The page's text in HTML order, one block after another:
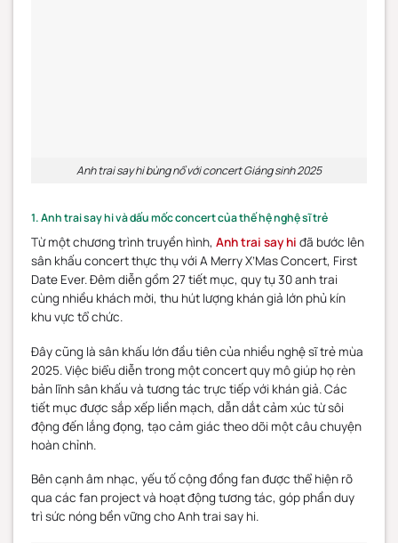
Anh trai say hi bùng nổ với concert Giáng sinh 2025
1. Anh trai say hi và dấu mốc concert của thế hệ nghệ sĩ trẻ
Từ một chương trình truyền hình,Anh trai say hi đã bước lên
sân khấu concert thực thụ với A Merry X’Mas Concert, First
Date Ever. Đêm diễn gồm 27 tiết mục, quy tụ 30 anh trai
cùng nhiều khách mời, thu hút lượng khán giả lớn phủ kín
khu vực tổ chức.
Đây cũng là sân khấu lớn đầu tiên của nhiều nghệ sĩ trẻ mùa
2025. Việc biểu diễn trong một concert quy mô giúp họ rèn
bản lĩnh sân khấu và tương tác trực tiếp với khán giả. Các
tiết mục được sắp xếp liền mạch, dẫn dắt cảm xúc từ sôi
động đến lắng đọng, tạo cảm giác theo dõi một câu chuyện
hoàn chỉnh.
Bên cạnh âm nhạc, yếu tố cộng đồng fan được thể hiện rõ
qua các fan project và hoạt động tương tác, góp phần duy
trì sức nóng bền vững cho Anh trai say hi.